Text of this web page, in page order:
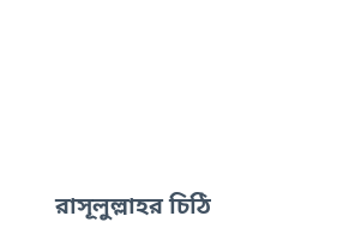
রাসূলুল্লাহর চিঠি